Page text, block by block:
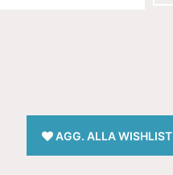
AGG. ALLA WISHLIST